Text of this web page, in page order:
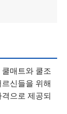
매트와 쿨조
신들을 위해
으로 제공되